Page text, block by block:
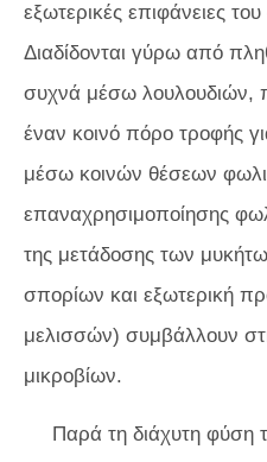
εξωτερικές επιφάνειες
Διαδίδονται γύρω από
συχνά μέσω λουλουδιών,
έναν κοινό πόρο τροφής
μέσω κοινών θέσεων
επαναχρησιμοποίησης
της μετάδοσης των
σπορίων και εξωτερική
μελισσών) συμβάλλουν
μικροβίων.
Παρά τη διάχυτη φύση